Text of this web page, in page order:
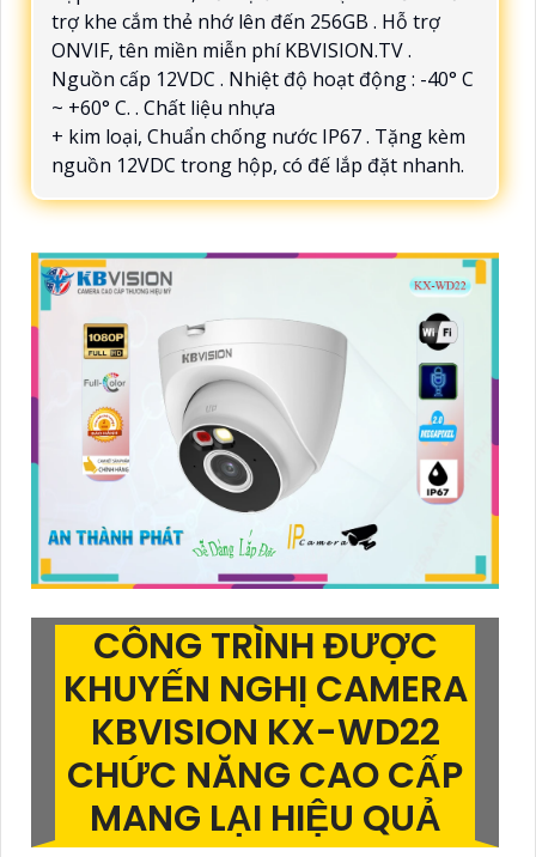
trợ khe cắm thẻ nhớ lên đến 256GB . Hỗ trợ
ONVIF, tên miền miễn phí KBVISION.TV .
Nguồn cấp 12VDC . Nhiệt độ hoạt động : -40° C
~ +60° C. . Chất liệu nhựa
+ kim loại, Chuẩn chống nước IP67 . Tặng kèm
nguồn 12VDC trong hộp, có đế lắp đặt nhanh.
CÔNG TRÌNH ĐƯỢC
KHUYẾN NGHỊ CAMERA
KBVISION KX-WD22
CHỨC NĂNG CAO CẤP
MANG LẠI HIỆU QUẢ